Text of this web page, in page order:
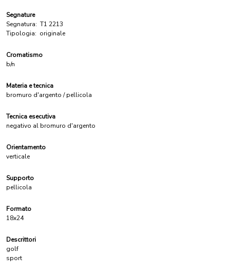
Segnature
Segnatura: T1 2213
Tipologia: originale
Cromatismo
b/n
Materia e tecnica
bromuro d'argento / pellicola
Tecnica esecutiva
negativo al bromuro d'argento
Orientamento
verticale
Supporto
pellicola
Formato
18x24
Descrittori
golf
sport